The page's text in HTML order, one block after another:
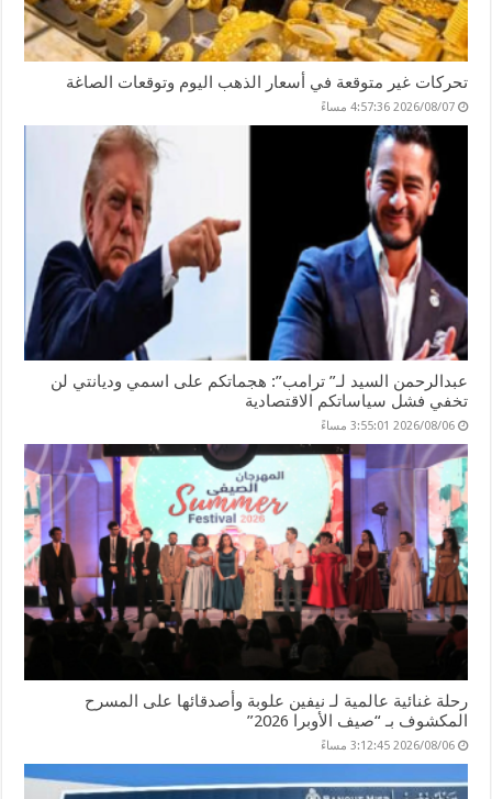
تحركات غير متوقعة في أسعار الذهب اليوم وتوقعات الصاغة
2026/08/07 4:57:36 مساءً
عبدالرحمن السيد لـ” ترامب”: هجماتكم على اسمي وديانتي لن
تخفي فشل سياساتكم الاقتصادية
2026/08/06 3:55:01 مساءً
رحلة غنائية عالمية لـ نيفين علوبة وأصدقائها على المسرح
المكشوف بـ “صيف الأوبرا 2026”
2026/08/06 3:12:45 مساءً